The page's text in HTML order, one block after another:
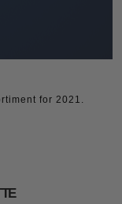
for 2021.